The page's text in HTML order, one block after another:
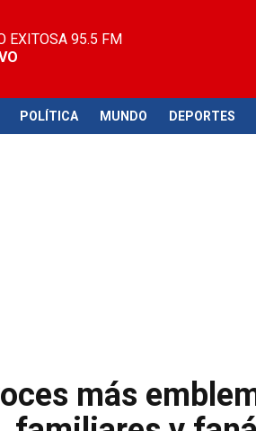
EXITOSA 95.5 FM
POLÍTICA MUNDO DEPORTES
más